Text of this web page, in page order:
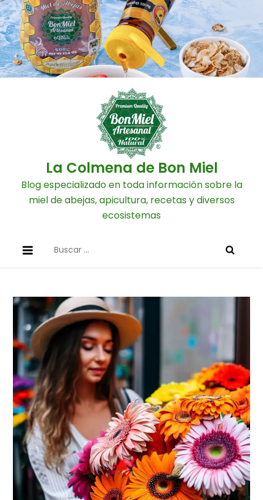
Skip
to
content
La Colmena de Bon Miel
Blog especializado en toda información sobre la
miel de abejas, apicultura, recetas y diversos
ecosistemas